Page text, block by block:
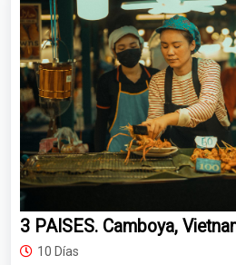
3 PAISES. Camboya,
10 Días